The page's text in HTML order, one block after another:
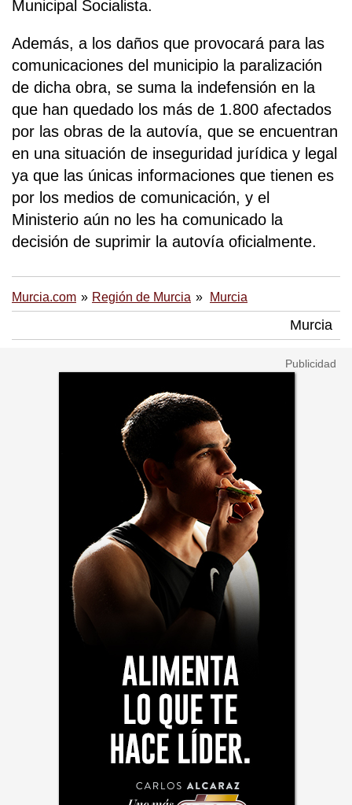
Municipal Socialista.
Además, a los daños que provocará para las
comunicaciones del municipio la paralización
de dicha obra, se suma la indefensión en la
que han quedado los más de 1.800 afectados
por las obras de la autovía, que se encuentran
en una situación de inseguridad jurídica y legal
ya que las únicas informaciones que tienen es
por los medios de comunicación, y el
Ministerio aún no les ha comunicado la
decisión de suprimir la autovía oficialmente.
Murcia.com Región de Murcia Murcia
Murcia